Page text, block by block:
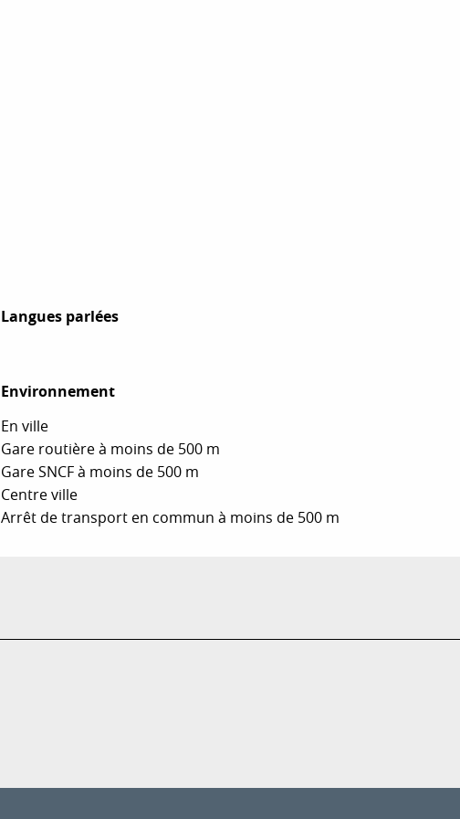
Langues parlées
Langues parlées
Environnement
Environnement
En ville
Gare routière à moins de 500 m
Gare SNCF à moins de 500 m
Centre ville
Arrêt de transport en commun à moins de 500 m